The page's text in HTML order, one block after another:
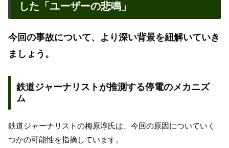
した「ユーザーの悲鳴」
今回の事故について、より深い背景を紐解いていき
ましょう。
鉄道ジャーナリストが推測する停電のメカニズ
ム
鉄道ジャーナリストの梅原淳氏は、今回の原因についていく
つかの可能性を指摘しています。